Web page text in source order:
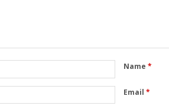
Name *
Email *